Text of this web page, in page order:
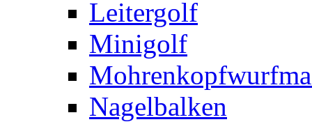
Leitergolf
Minigolf
Nagelbalken